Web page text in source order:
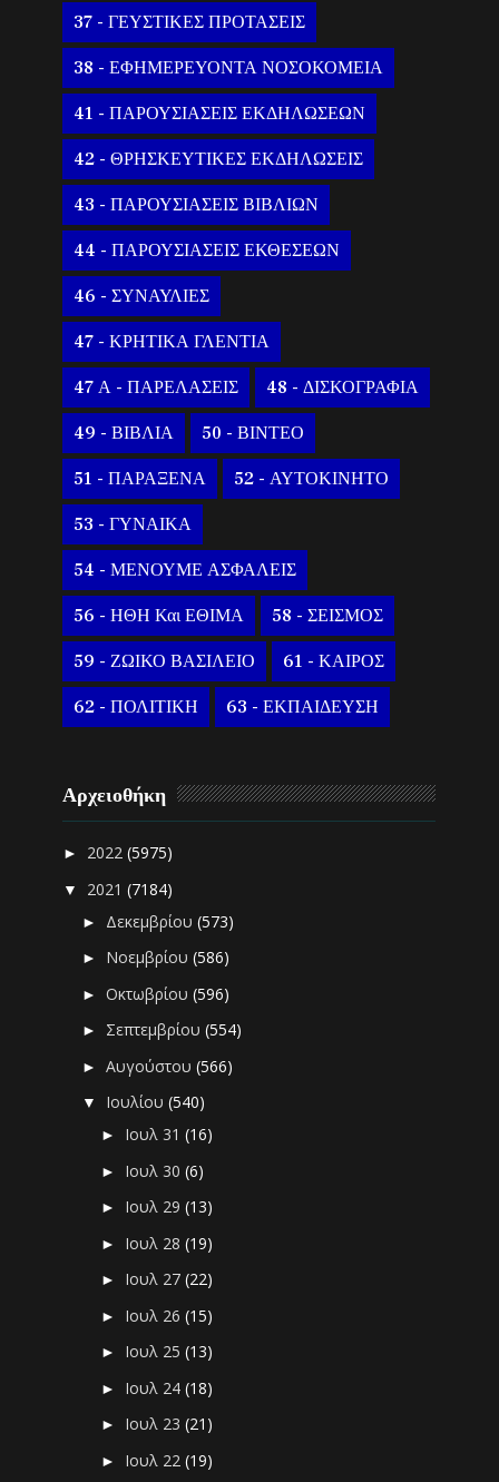
37 - ΓΕΥΣΤΙΚΕΣ ΠΡΟΤΑΣΕΙΣ
38 - ΕΦΗΜΕΡΕΥΟΝΤΑ ΝΟΣΟΚΟΜΕΙΑ
41 - ΠΑΡΟΥΣΙΑΣΕΙΣ ΕΚΔΗΛΩΣΕΩΝ
42 - ΘΡΗΣΚΕΥΤΙΚΕΣ ΕΚΔΗΛΩΣΕΙΣ
43 - ΠΑΡΟΥΣΙΑΣΕΙΣ ΒΙΒΛΙΩΝ
44 - ΠΑΡΟΥΣΙΑΣΕΙΣ ΕΚΘΕΣΕΩΝ
46 - ΣΥΝΑΥΛΙΕΣ
47 - ΚΡΗΤΙΚΑ ΓΛΕΝΤΙΑ
47 Α - ΠΑΡΕΛΑΣΕΙΣ 48 - ΔΙΣΚΟΓΡΑΦΙΑ
49 - ΒΙΒΛΙΑ 50 - ΒΙΝΤΕΟ
51 - ΠΑΡΑΞΕΝΑ 52 - ΑΥΤΟΚΙΝΗΤΟ
53 - ΓΥΝΑΙΚΑ
54 - ΜΕΝΟΥΜΕ ΑΣΦΑΛΕΙΣ
56 - ΗΘΗ Και ΕΘΙΜΑ 58 - ΣΕΙΣΜΟΣ
59 - ΖΩΙΚΟ ΒΑΣΙΛΕΙΟ 61 - ΚΑΙΡΟΣ
62 - ΠΟΛΙΤΙΚΗ 63 - ΕΚΠΑΙΔΕΥΣΗ
Αρχειοθήκη
► 2022(5975)
▼ 2021(7184)
► Δεκεμβρίου(573)
► Νοεμβρίου(586)
►Οκτωβρίου(596)
► Σεπτεμβρίου(554)
►Αυγούστου(566)
▼ Ιουλίου(540)
► Ιουλ 31(16)
► Ιουλ 30(6)
► Ιουλ 29(13)
► Ιουλ 28(19)
► Ιουλ 27(22)
► Ιουλ 26(15)
► Ιουλ 25(13)
► Ιουλ 24(18)
► Ιουλ 23(21)
► Ιουλ 22(19)